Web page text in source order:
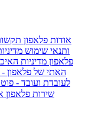
אודות פלאפון
ותנאי שימוש
פלאפון מדיניות
האתי של פלאפון -
לעובדת ועובד -
שירות פלאפון